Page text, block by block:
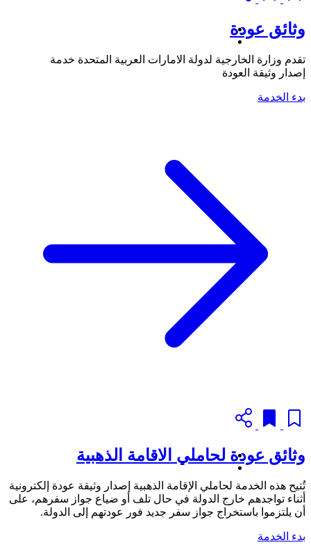
وثائق عودة
تقدم وزارة الخارجية لدولة الامارات العربية المتحدة خدمة
إصدار وثيقة العودة
بدء الخدمة
وثائق عودة لحاملي الاقامة الذهبية
تُتيح هذه الخدمة لحاملي الإقامة الذهبية إصدار وثيقة عودة إلكترونية
أثناء تواجدهم خارج الدولة في حال تلف أو ضياع جواز سفرهم، على
أن يلتزموا باستخراج جواز سفر جديد فور عودتهم إلى الدولة.
بدء الخدمة